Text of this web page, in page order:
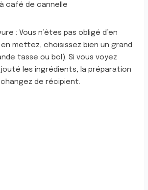
café de cannelle
: Vous n’êtes pas obligé d’en
mettez, choisissez bien un grand
tasse ou bol). Si vous voyez
les ingrédients, la préparation
de récipient.